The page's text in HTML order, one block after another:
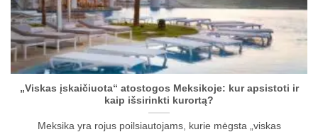
„Viskas įskaičiuota“ atostogos Meksikoje: kur apsistoti ir
kaip išsirinkti kurortą?
Meksika yra rojus poilsiautojams, kurie mėgsta „viskas